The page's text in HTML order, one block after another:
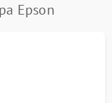
Epson